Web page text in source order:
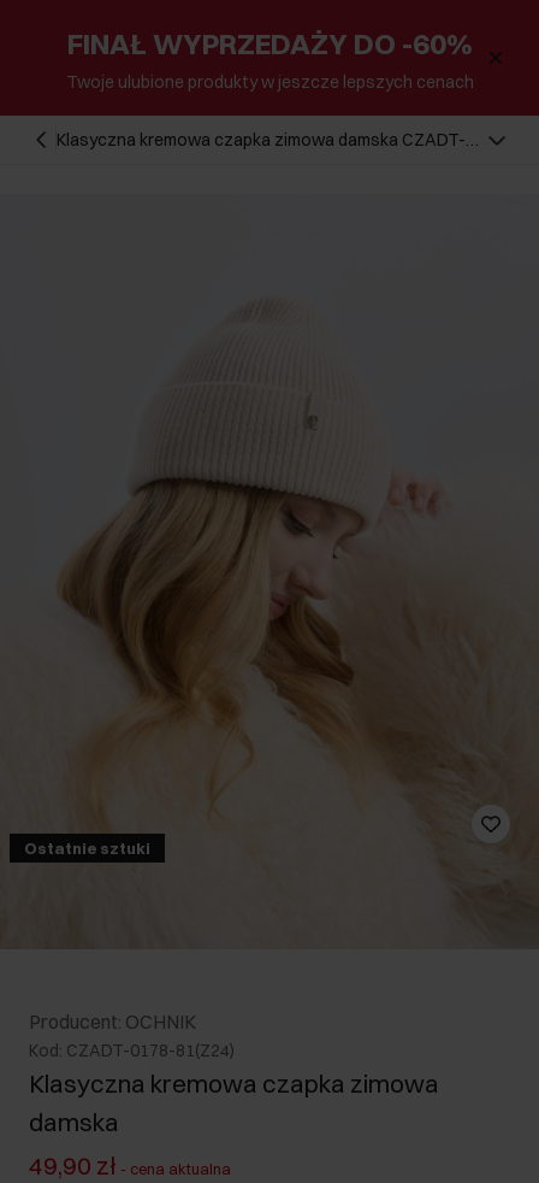
FINAŁ WYPRZEDAŻY DO -60%
Twoje ulubione produkty w jeszcze lepszych cenach
Klasyczna kremowa czapka zimowa damska CZADT-
Ostatnie sztuki
Producent: OCHNIK
Kod: CZADT-0178-81(Z24)
Klasyczna kremowa czapka zimowa
damska
49,90 zł - cena aktualna